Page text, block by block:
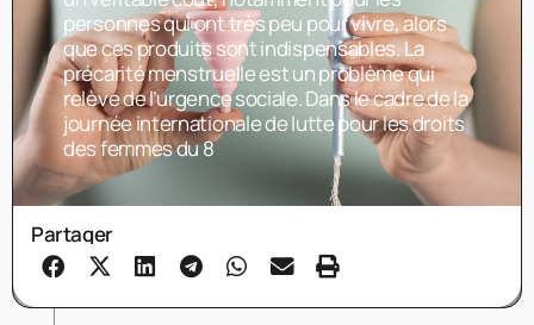
personnes qui ont très peu pour vivre, alors
que ces produits sont indispensables. La
précarité menstruelle est un problème qui
relève de l’urgence sociale. Dans le cadre de la
journée internationale de lutte pour les droits
des femmes du 8
Partager